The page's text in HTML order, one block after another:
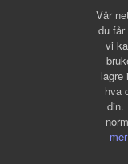
Vår
du får
vi
lagre
hva
din.
mer